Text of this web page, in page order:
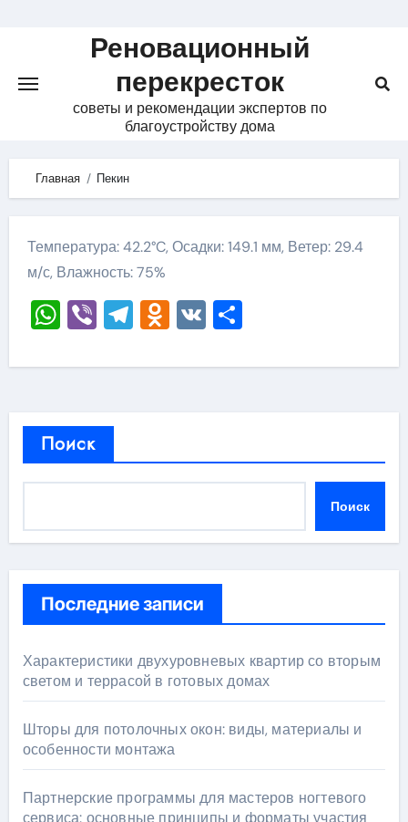
Реновационный
перекресток
советы и рекомендации экспертов по
благоустройству дома
Главная Пекин
Температура: 42.2°C, Осадки: 149.1 мм, Ветер: 29.4
м/с, Влажность: 75%
WhatsApp
ViberTelegram
Odnoklassniki
VKОтправить
Поиск
Поиск
Последние записи
Характеристики двухуровневых квартир со вторым
светом и террасой в готовых домах
Шторы для потолочных окон: виды, материалы и
особенности монтажа
Партнерские программы для мастеров ногтевого
сервиса: основные принципы и форматы участия